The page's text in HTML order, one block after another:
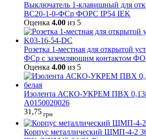
Выключатель 1-клавишный для
ВС20-1-0-ФСр ФОРС IP54 IEK
Оценка 4.00 из 5
Розетка 1-местная для открытой
ФСр с заземляющим контактом
Оценка 4.00 из 5
Изолента АСКО-УКРЕМ ПВХ
A0150020026
31,75 грн
Корпус металлический ЩМП-4-2